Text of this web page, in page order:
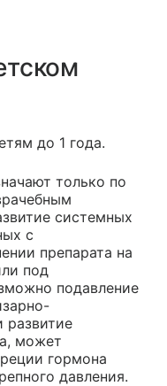
до 1 года.
только по
системных
с
препарата на
под
подавление
развитие
может
гормона
давления.